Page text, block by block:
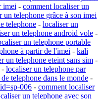
imei - comment localiser un
un telephone grâce à son imei
telephone - localiser un
un telephone android vole -
un telephone portable
à partir de l'imei - kali
un telephone eteint sans sim -
- localiser un telephone par
telephone dans le monde -
006 - comment localiser
un telephone avec son